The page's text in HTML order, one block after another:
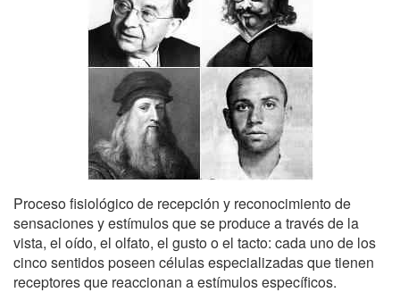
Proceso fisiológico de recepción y reconocimiento de
sensaciones y estímulos que se produce a través de la
vista, el oído, el olfato, el gusto o el tacto: cada uno de los
cinco sentidos poseen células especializadas que tienen
receptores que reaccionan a estímulos específicos.